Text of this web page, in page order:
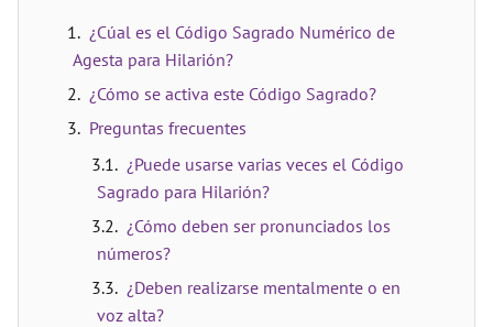
¿Cúal es el Código Sagrado Numérico de
Agesta para Hilarión?
¿Cómo se activa este Código Sagrado?
Preguntas frecuentes
¿Puede usarse varias veces el Código
Sagrado para Hilarión?
¿Cómo deben ser pronunciados los
números?
¿Deben realizarse mentalmente o en
voz alta?